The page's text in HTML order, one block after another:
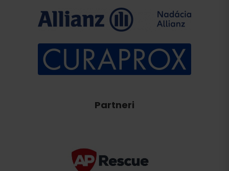
Partneri